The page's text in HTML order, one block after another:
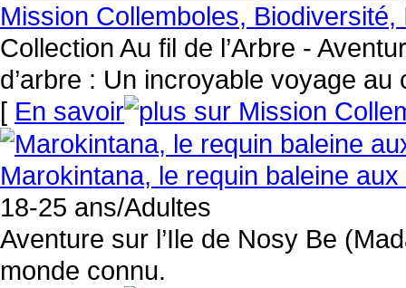
Mission Collemboles,
Collection Au fil de l’Arbre -
d’arbre : Un incroyable voyage
[ En savoir
Marokintana, le requin baleine
18-25 ans/Adultes
Aventure sur l’Ile de Nosy Be
monde connu.